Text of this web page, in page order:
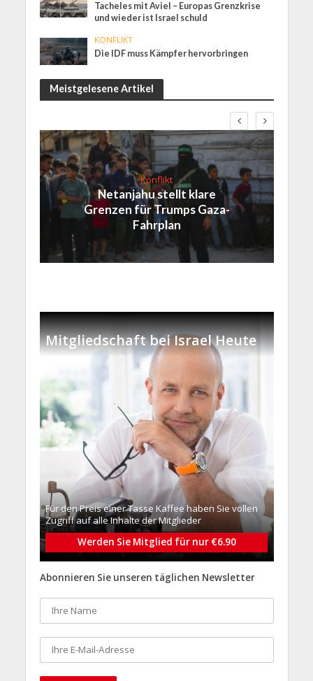
Tacheles mit Aviel – Europas Grenzkrise
und wieder ist Israel schuld
KONFLIKT
Die IDF muss Kämpfer hervorbringen
Meistgelesene Artikel
Konflikt
Netanjahu stellt klare
Grenzen für Trumps Gaza-
Fahrplan
Mitgliedschaft bei Israel Heute
Für den Preis einer Tasse Kaffee haben Sie vollen
Zugriff auf alle Inhalte der Mitglieder
Werden Sie Mitglied für nur €6.90
Abonnieren Sie unseren täglichen Newsletter